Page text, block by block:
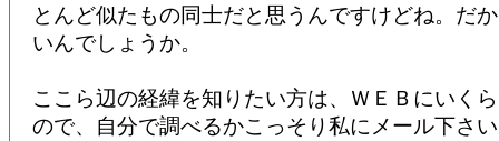
とんど似たもの同士だと思うんですけどね。だ
いんでしょうか。
ここら辺の経緯を知りたい方は、ＷＥＢにいく
ので、自分で調べるかこっそり私にメール下さ